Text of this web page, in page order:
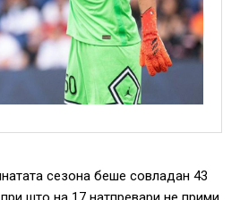
сезона беше совладан 43